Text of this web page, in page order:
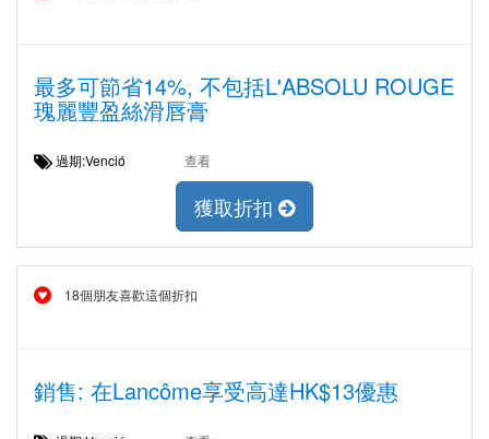
最多可節省14%, 不包括L'ABSOLU ROUGE
瑰麗豐盈絲滑唇膏
過期:Venció 查看
獲取折扣
18個朋友喜歡這個折扣
銷售: 在Lancôme享受高達HK$13優惠